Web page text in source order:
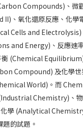
Compounds)、微
、氧化還原反應、化學
Cells and Electrolysis)
and Energy)、反應速
(Chemical
Compound) 及化學世
World)。而 Chem
Chemistry)、
學 (Analytical
的試題。